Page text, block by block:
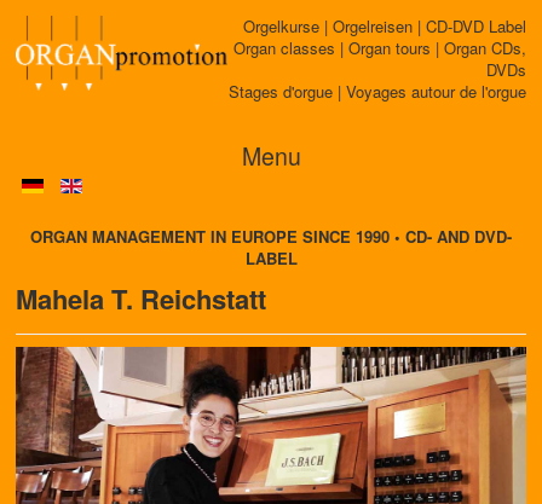
Orgelkurse | Orgelreisen | CD-DVD Label
Organ classes | Organ tours | Organ CDs,
DVDs
Stages d'orgue | Voyages autour de l'orgue
Menu
ORGAN MANAGEMENT IN EUROPE SINCE 1990 • CD- AND DVD-
LABEL
Mahela T. Reichstatt